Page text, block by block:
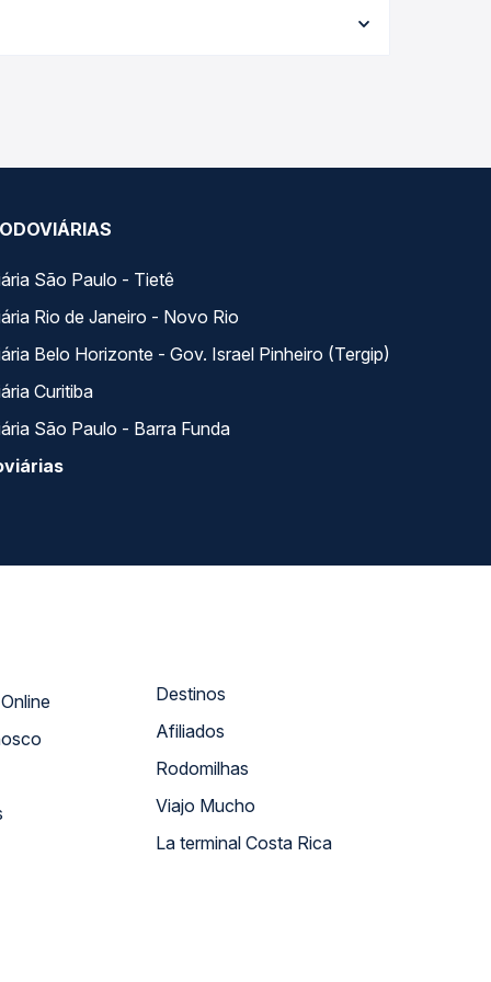
São Paulo - Tietê
Rio de Janeiro - Novo Rio
Belo Horizonte - Gov. Israel Pinheiro (Tergip)
Curitiba
São Paulo - Barra Funda
Atendimento Online
Destinos
Afiliados
Rodomilhas
Viajo Mucho
La terminal Costa Rica